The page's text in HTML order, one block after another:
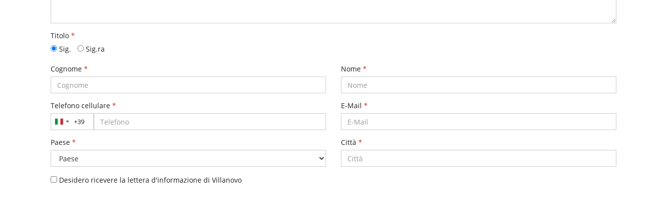
Titolo *
Sig.
Sig.ra
Cognome * Nome *
Telefono cellulare *
Italia
+39
+39
E-Mail *
Paese * Città *
Desidero ricevere la lettera d'informazione di Villanovo